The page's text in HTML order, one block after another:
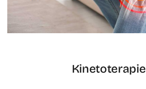
Kinetoterapie